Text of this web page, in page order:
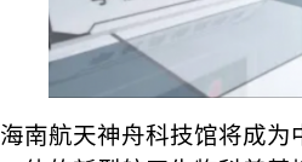
海南航天神舟科技馆将成